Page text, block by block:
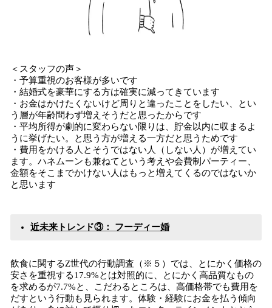
＜スタッフの声＞
・予算重視のお客様が多いです
・結婚式を豪華にする方は確実に減ってきています
・お金はかけたくないけど周りと違ったことをしたい、とい
う層が年齢問わず増えそうだと思ったからです
・平均所得が劇的に変わらない限りは、貯金以内に収まるよ
うに挙げたい。と思う方が増える一方だと思うためです
・費用をかける人とそうではない人（しない人）が増えてい
ます。ハネムーンも兼ねてという考えや会費制パーティー、
金額をそこまでかけない人はもっと増えてくるのではないか
と思います
近未来トレンド③： フーディー婚
飲食に関するZ世代の行動調査（※５）では、とにかく価格の
安さを重視する17.9%とは対照的に、とにかく高品質なもの
を求めるが7.7%と、こだわるところは、高価格帯でも費用を
だすという行動も見られます。体験・経験にお金を払う傾向